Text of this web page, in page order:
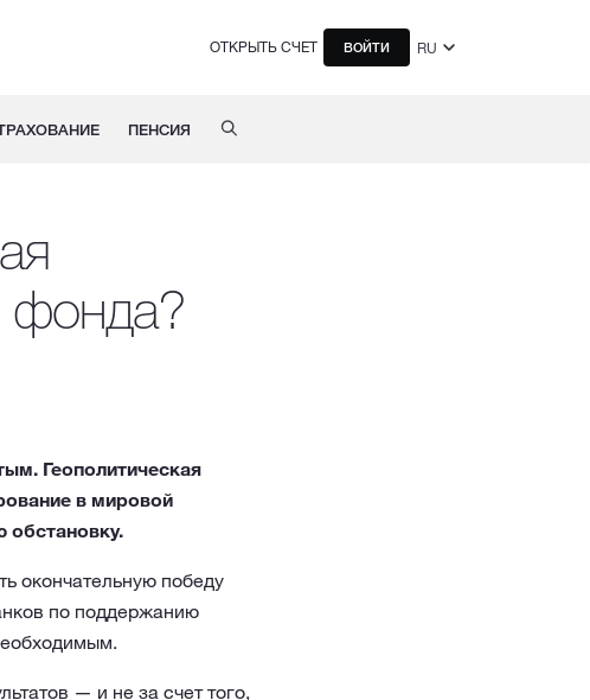
ОТКРЫТЬ СЧЕТ ВОЙТИ RU
ПЕНСИЯ
фонда?
Геополитическая
в мировой
окончательную победу
по поддержанию
— и не за счет того,